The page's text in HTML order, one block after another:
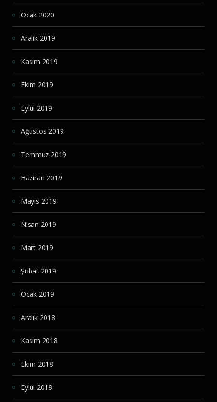
Ocak 2020
Aralık 2019
Kasım 2019
Ekim 2019
Eylül 2019
Ağustos 2019
Temmuz 2019
Haziran 2019
Mayıs 2019
Nisan 2019
Mart 2019
Şubat 2019
Ocak 2019
Aralık 2018
Kasım 2018
Ekim 2018
Eylül 2018